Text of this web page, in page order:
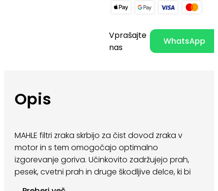
Vprašajte
nas
WhatsApp
Opis
MAHLE filtri zraka skrbijo za čist dovod zraka v
motor in s tem omogočajo optimalno
izgorevanje goriva. Učinkovito zadržujejo prah,
pesek, cvetni prah in druge škodljive delce, ki bi